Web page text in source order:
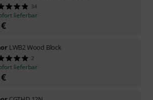
34
lieferbar
€
LWB2 Wood Block
2
lieferbar
€